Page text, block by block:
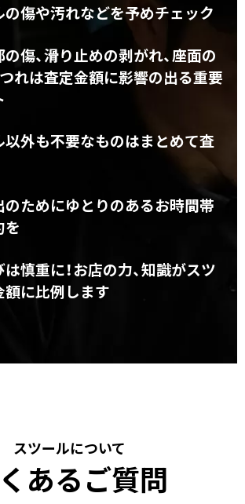
の傷や汚れなどを予めチェック
傷、滑り止めの剥がれ、座面の
れは査定金額に影響の出る重要
以外も不要なものはまとめて査
のためにゆとりのあるお時間帯
を
慎重に！お店の力、知識がスツ
額に比例します
スツールについて
あるご質問